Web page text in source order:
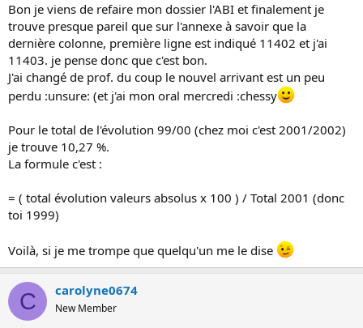
Bon je viens de refaire mon dossier l'ABI et finalement je
trouve presque pareil que sur l'annexe à savoir que la
dernière colonne, première ligne est indiqué 11402 et j'ai
11403. je pense donc que c'est bon.
J'ai changé de prof. du coup le nouvel arrivant est un peu
perdu :unsure: (et j'ai mon oral mercredi :chessy
Pour le total de l'évolution 99/00 (chez moi c'est 2001/2002)
je trouve 10,27 %.
La formule c'est :
= ( total évolution valeurs absolus x 100 ) / Total 2001 (donc
toi 1999)
Voilà, si je me trompe que quelqu'un me le dise
C carolyne0674
New Member